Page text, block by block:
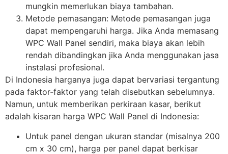
mungkin memerlukan biaya tambahan.
Metode pemasangan: Metode pemasangan juga
dapat mempengaruhi harga. Jika Anda memasang
WPC Wall Panel sendiri, maka biaya akan lebih
rendah dibandingkan jika Anda menggunakan jasa
instalasi profesional.
Di Indonesia harganya juga dapat bervariasi tergantung
pada faktor-faktor yang telah disebutkan sebelumnya.
Namun, untuk memberikan perkiraan kasar, berikut
adalah kisaran harga WPC Wall Panel di Indonesia:
Untuk panel dengan ukuran standar (misalnya 200
cm x 30 cm), harga per panel dapat berkisar